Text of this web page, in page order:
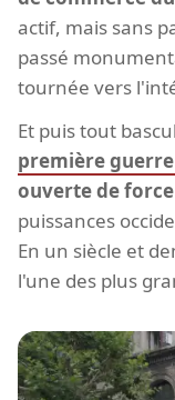
actif, mais sans
passé
tournée vers
Et puis tout
première
ouverte de
puissances
En un siècle et
l'une des plus